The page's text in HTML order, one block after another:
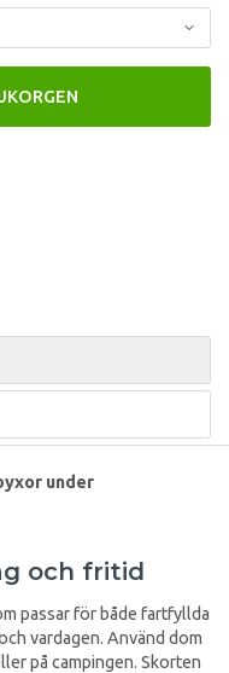
under
och fritid
passar för både fartfyllda
vardagen. Använd dom
på campingen. Skorten